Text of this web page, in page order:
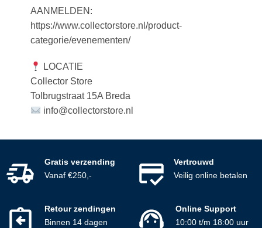
AANMELDEN:
https://www.collectorstore.nl/product-
categorie/evenementen/
LOCATIE
Collector Store
Tolbrugstraat 15A Breda
info@collectorstore.nl
Gratis verzending
Vanaf €250,-
Vertrouwd
Veilig online betalen
Retour zendingen
Binnen 14 dagen
Online Support
10:00 t/m 18:00 uur